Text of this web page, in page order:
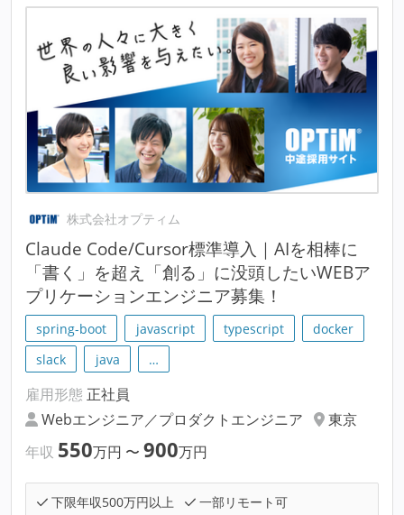
株式会社オプティム
Claude Code/Cursor標準導入｜AIを相棒に
「書く」を超え「創る」に没頭したいWEBア
プリケーションエンジニア募集！
spring-boot javascript typescript
docker
slack
java …
雇用形態 正社員
Webエンジニア／プロダクトエンジニア
東京
年収 550万円 〜 900万円
下限年収500万円以上
一部リモート可